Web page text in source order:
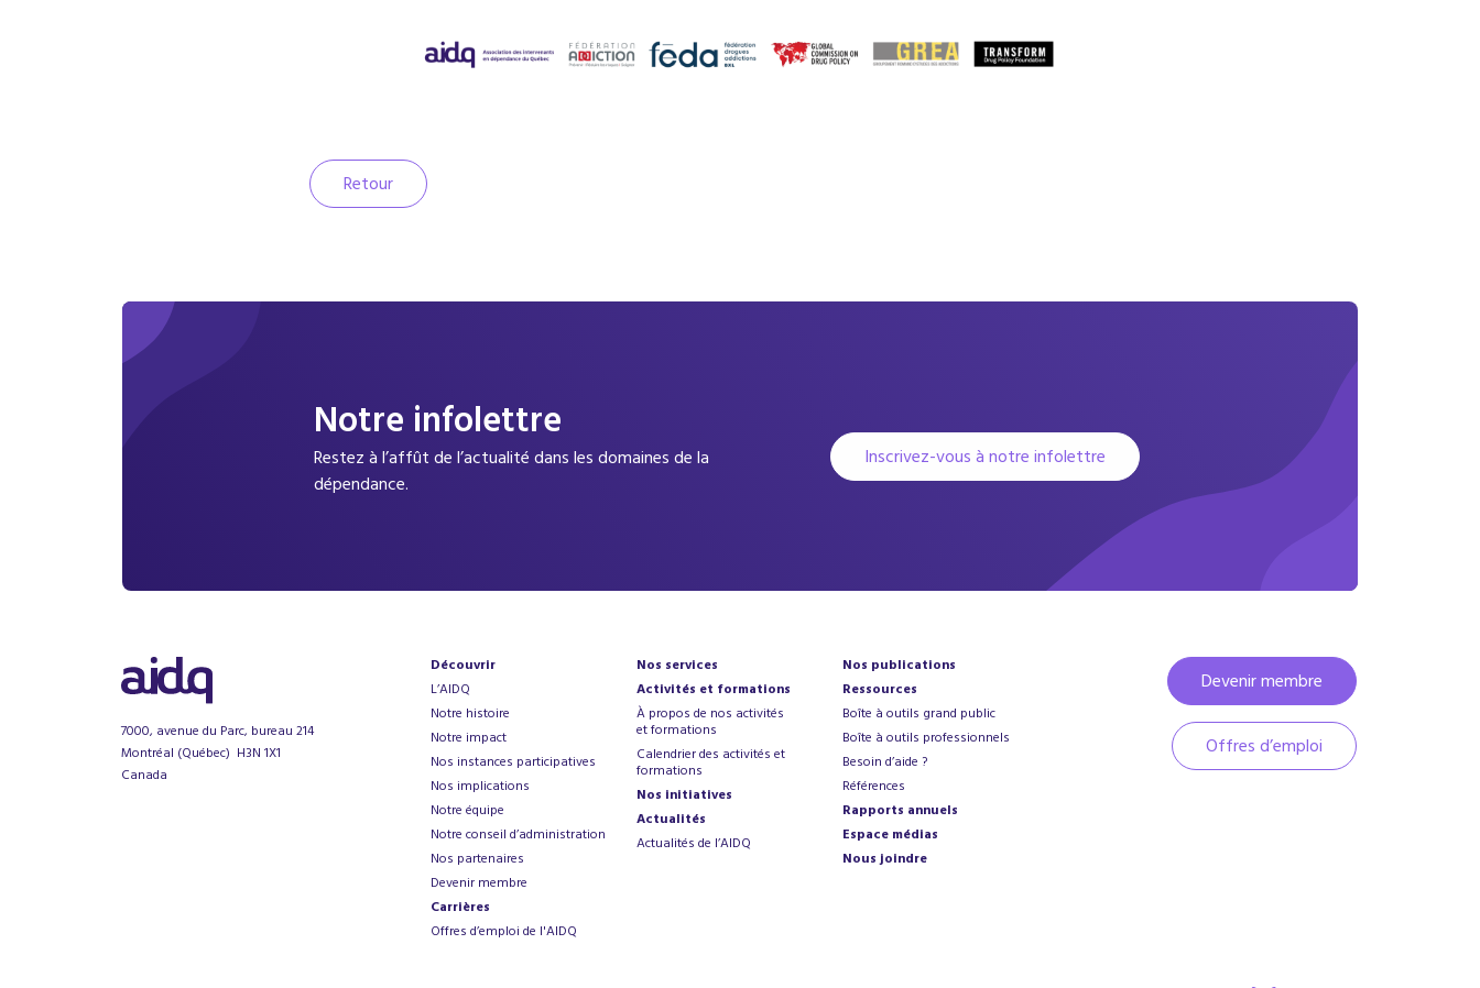
Retour
Notre infolettre
Restez à l’affût de l’actualité dans les domaines de la
dépendance.
Inscrivez-vous à notre infolettre
7000, avenue du Parc, bureau 214
Montréal (Québec) H3N 1X1
Canada
Découvrir
L’AIDQ
Notre histoire
Notre impact
Nos instances participatives
Nos implications
Notre équipe
Notre conseil d’administration
Nos partenaires
Devenir membre
Carrières
Offres d’emploi de l'AIDQ
Nos services
Activités et formations
À propos de nos activités
et formations
Calendrier des activités et
formations
Nos initiatives
Actualités
Actualités de l’AIDQ
Nos publications
Ressources
Boîte à outils grand public
Boîte à outils professionnels
Besoin d’aide ?
Références
Rapports annuels
Espace médias
Nous joindre
Devenir membre
Offres d’emploi